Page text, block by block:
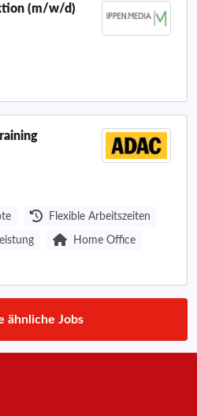
(m/w/d)
Flexible Arbeitszeiten
Home Office
ähnliche Jobs